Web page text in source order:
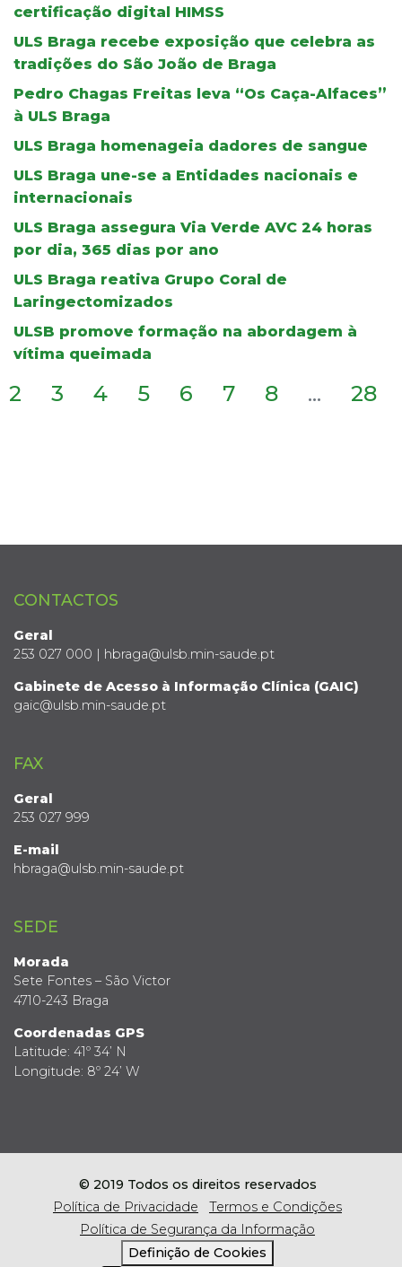
certificação digital HIMSS
ULS Braga recebe exposição que celebra as
tradições do São João de Braga
Pedro Chagas Freitas leva “Os Caça-Alfaces”
à ULS Braga
ULS Braga homenageia dadores de sangue
ULS Braga une-se a Entidades nacionais e
internacionais
ULS Braga assegura Via Verde AVC 24 horas
por dia, 365 dias por ano
ULS Braga reativa Grupo Coral de
Laringectomizados
ULSB promove formação na abordagem à
vítima queimada
2 3 4 5 6 7 8 ... 28
CONTACTOS
Geral
253 027 000 | hbraga@ulsb.min-saude.pt
Gabinete de Acesso à Informação Clínica (GAIC)
gaic@ulsb.min-saude.pt
FAX
Geral
253 027 999
E-mail
hbraga@ulsb.min-saude.pt
SEDE
Morada
Sete Fontes – São Victor
4710-243 Braga
Coordenadas GPS
Latitude: 41º 34’ N
Longitude: 8º 24’ W
© 2019 Todos os direitos reservados
Política de Privacidade
Termos e Condições
Política de Segurança da Informação
Definição de Cookies